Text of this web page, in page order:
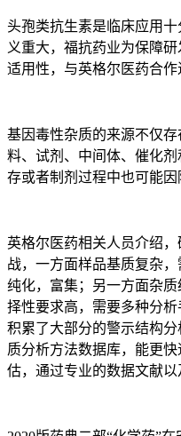
头孢类抗生素是临床应用
义重大，福抗药业为保障
适用性，与英格尔医药合作
基因毒性杂质的来源不仅
料、试剂、中间体、催化
存或者制剂过程中也可能因
英格尔医药相关人员介绍
战，一方面样品基质复杂，
纯化，富集；另一方面杂
择性要求高，需要多种分
积累了大部分的警示结构
质分析方法数据库，能更
估，通过专业的数据文献以